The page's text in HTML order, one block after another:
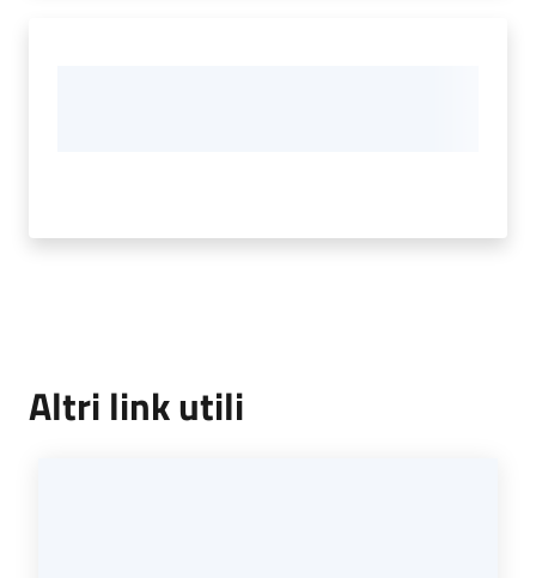
Altri link utili